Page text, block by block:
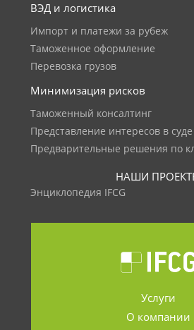
ВЭД и логистика
Импорт и платежи за рубеж
Таможенное оформление
Перевозка грузов
Минимизация рисков
Таможенный консалтинг
Представление интересов в суде
Предварительные решения по
НАШИ
Энциклопедия IFCG
Услуги
О компании